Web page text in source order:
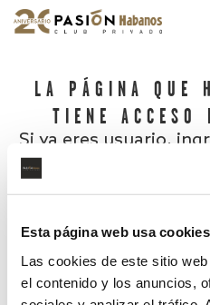
Esta página web usa cookies
Las cookies de este sitio
el contenido y los anuncios,
LA PÁGINA QUE
TIENE
Si ya eres usuario,